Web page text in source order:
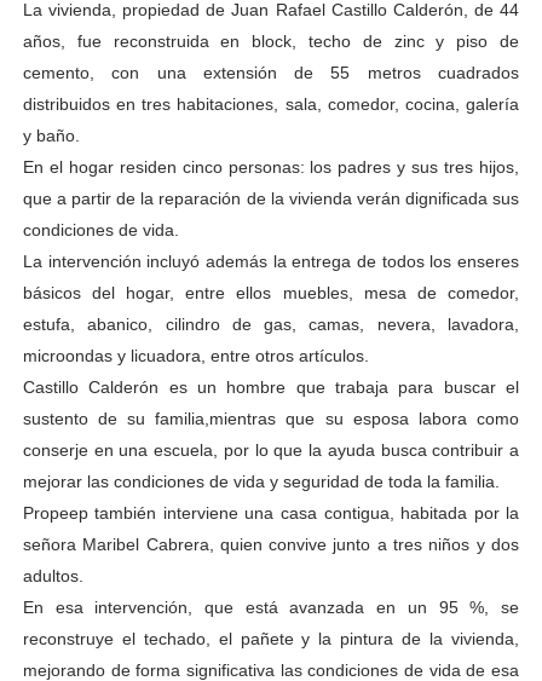
La vivienda, propiedad de Juan Rafael Castillo Calderón, de 44
años, fue reconstruida en block, techo de zinc y piso de
cemento, con una extensión de 55 metros cuadrados
distribuidos en tres habitaciones, sala, comedor, cocina, galería
y baño.
En el hogar residen cinco personas: los padres y sus tres hijos,
que a partir de la reparación de la vivienda verán dignificada sus
condiciones de vida.
La intervención incluyó además la entrega de todos los enseres
básicos del hogar, entre ellos muebles, mesa de comedor,
estufa, abanico, cilindro de gas, camas, nevera, lavadora,
microondas y licuadora, entre otros artículos.
Castillo Calderón es un hombre que trabaja para buscar el
sustento de su familia,mientras que su esposa labora como
conserje en una escuela, por lo que la ayuda busca contribuir a
mejorar las condiciones de vida y seguridad de toda la familia.
Propeep también interviene una casa contigua, habitada por la
señora Maribel Cabrera, quien convive junto a tres niños y dos
adultos.
En esa intervención, que está avanzada en un 95 %, se
reconstruye el techado, el pañete y la pintura de la vivienda,
mejorando de forma significativa las condiciones de vida de esa